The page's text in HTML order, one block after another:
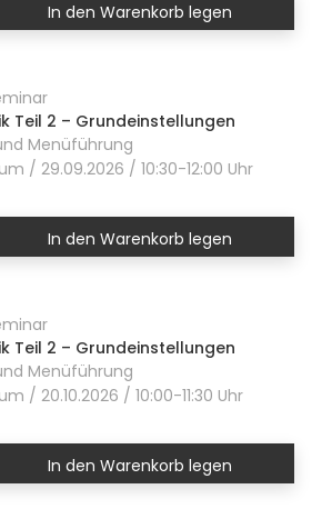
In den Warenkorb legen
Teil 2 – Grundeinstellungen
Menüführung
/ 29.09.2026 / 10:30-12:00 Uhr
In den Warenkorb legen
Teil 2 – Grundeinstellungen
Menüführung
/ 20.10.2026 / 10:00-11:30 Uhr
In den Warenkorb legen